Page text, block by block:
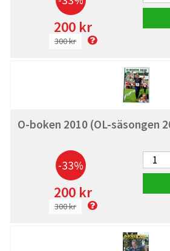
200 kr
300 kr
O-boken 2010 (OL-säsongen
-33%
200 kr
300 kr